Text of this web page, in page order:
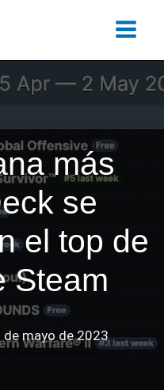
Main
Menu
más
se
el top de
Steam
de mayo de 2023